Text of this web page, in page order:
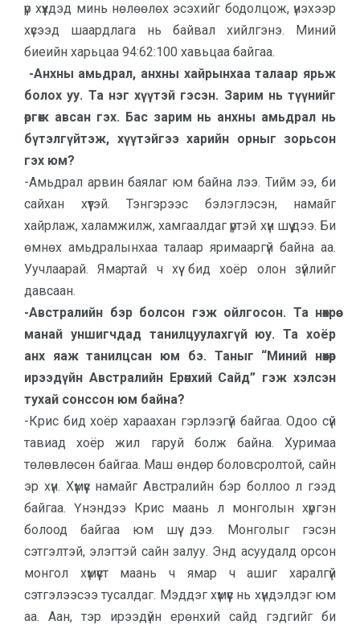
үр хүүхдэд минь нөлөөлөх эсэхийг бодолцож, үнэхээр
хүсээд шаардлага нь байвал хийлгэнэ. Миний
биеийн харьцаа 94:62:100 хавьцаа байгаа.
-Анхны амьдрал, анхны хайрынхаа талаар ярьж
болох уу. Та нэг хүүтэй гэсэн. Зарим нь түүнийг
өргөж авсан гэх. Бас зарим нь анхны амьдрал нь
бүтэлгүйтэж, хүүтэйгээ харийн орныг зорьсон
гэх юм?
-Амьдрал арвин баялаг юм байна лээ. Тийм ээ, би
сайхан хүүтэй. Тэнгэрээс бэлэглэсэн, намайг
хайрлаж, халамжилж, хамгаалдаг үртэй хүн шүү дээ. Би
өмнөх амьдралынхаа талаар яримааргүй байна аа.
Уучлаарай. Ямартай ч хүү бид хоёр олон зүйлийг
давсаан.
-Австралийн бэр болсон гэж ойлгосон. Та нөхрөө
манай уншигчдад танилцуулахгүй юу. Та хоёр
анх яаж танилцсан юм бэ. Таныг “Миний нөхөр
ирээдүйн Австралийн Ерөнхий Сайд” гэж хэлсэн
тухай сонссон юм байна?
-Крис бид хоёр хараахан гэрлээгүй байгаа. Одоо сүй
тавиад хоёр жил гаруй болж байна. Хуримаа
төлөвлөсөн байгаа. Маш өндөр боловсролтой, сайн
эр хүн. Хүмүүс намайг Австралийн бэр боллоо л гээд
байгаа. Үнэндээ Крис маань л монголын хүргэн
болоод байгаа юм шүү дээ. Монголыг гэсэн
сэтгэлтэй, элэгтэй сайн залуу. Энд асуудалд орсон
монгол хүмүүст маань ч ямар ч ашиг харалгүй
сэтгэлээсээ тусалдаг. Мэддэг хүмүүс нь хүндэлдэг юм
аа. Аан, тэр ирээдүйн ерөнхий сайд гэдгийг би